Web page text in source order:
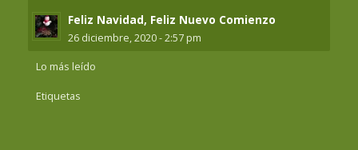
Feliz Navidad, Feliz Nuevo Comienzo
26 diciembre, 2020 - 2:57 pm
Lo más leído
Etiquetas